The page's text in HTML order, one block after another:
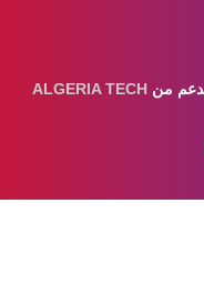
منALGERIA TECH